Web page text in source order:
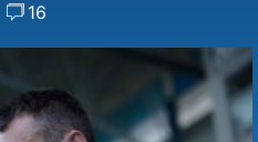
16